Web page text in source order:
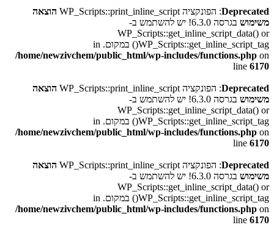
Deprecated: הפונקציה WP_Scripts::print_inline_script
הוצאה
משימוש
בגרסה 6.3.0! יש להשתמש ב-
WP_Scripts::get_inline_script_data() or
WP_Scripts::get_inline_script_tag() במקום. in
/home/newzivchem/public_html/wp-includes/functions.php on
line 6170
Deprecated: הפונקציה WP_Scripts::print_inline_script
הוצאה
משימוש
בגרסה 6.3.0! יש להשתמש ב-
WP_Scripts::get_inline_script_data() or
WP_Scripts::get_inline_script_tag() במקום. in
/home/newzivchem/public_html/wp-includes/functions.php on
line 6170
Deprecated: הפונקציה WP_Scripts::print_inline_script
הוצאה
משימוש
בגרסה 6.3.0! יש להשתמש ב-
WP_Scripts::get_inline_script_data() or
WP_Scripts::get_inline_script_tag() במקום. in
/home/newzivchem/public_html/wp-includes/functions.php on
line 6170